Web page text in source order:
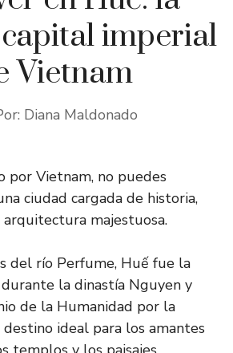
imperial
Vietnam
Diana Maldonado
por Vietnam, no puedes
ciudad cargada de historia,
majestuosa.
del río Perfume, Huế fue la
la dinastía Nguyen y
de la Humanidad por la
destino ideal para los amantes